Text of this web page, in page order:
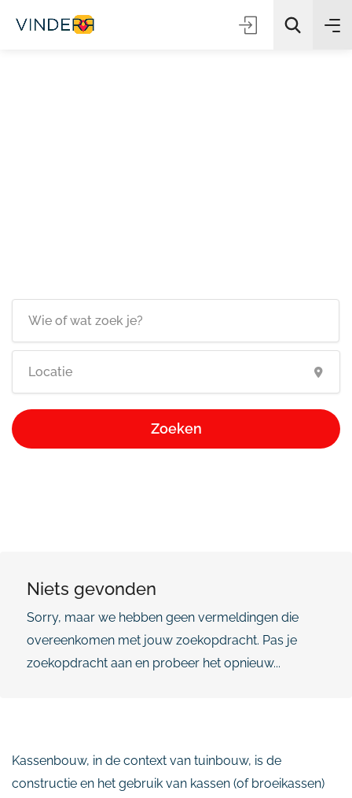
Zoeken
Niets gevonden
Sorry, maar we hebben geen vermeldingen die
overeenkomen met jouw zoekopdracht. Pas je
zoekopdracht aan en probeer het opnieuw...
Kassenbouw, in de context van tuinbouw, is de
constructie en het gebruik van kassen (of broeikassen)